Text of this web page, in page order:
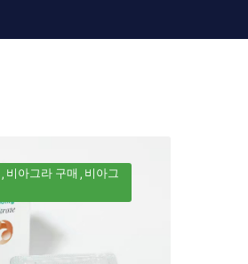
비아그라 구매
비아그